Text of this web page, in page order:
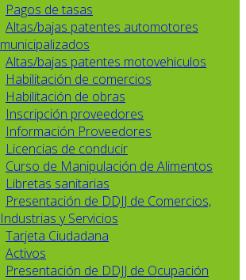
Pagos de tasas
Altas/bajas patentes automotores
municipalizados
Altas/bajas patentes motovehiculos
Habilitación de comercios
Habilitación de obras
Inscripción proveedores
Información Proveedores
Licencias de conducir
Curso de Manipulación de Alimentos
Libretas sanitarias
Presentación de DDJJ de Comercios,
Industrias y Servicios
Tarjeta Ciudadana
Activos
Presentación de DDJJ de Ocupación